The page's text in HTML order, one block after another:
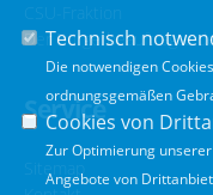
Der Bürgerbeauftragte
Service
Sitemap
Technisch
Die notwendigen
ordnungsgemäßen
Cookies von
Zur Optimierung
Angebote von